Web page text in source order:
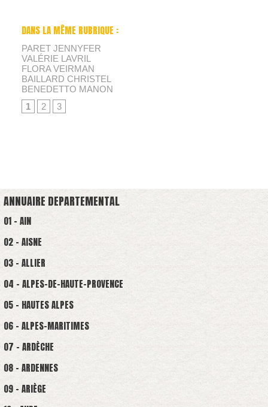
ANNUAIRE DEPARTEMENTAL
01 - AIN
02 - AISNE
03 - ALLIER
04 - ALPES-DE-HAUTE-PROVENCE
05 - HAUTES ALPES
06 - ALPES-MARITIMES
07 - ARDÈCHE
08 - ARDENNES
09 - ARIÈGE
DANS LA MÊME RUBRIQUE :
PARET JENNYFER
VALÉRIE LAVRIL
FLORA VEIRMAN
BAILLARD CHRISTEL
BENEDETTO MANON
1
2 3